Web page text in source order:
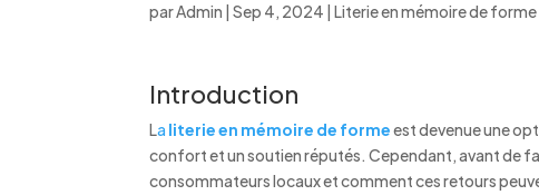
parAdmin |Sep 4, 2024 |Literie en mémoire de
Introduction
La literie en mémoire de formeest devenue une
confort et un soutien réputés. Cependant, avant de
consommateurs locaux et comment ces retours